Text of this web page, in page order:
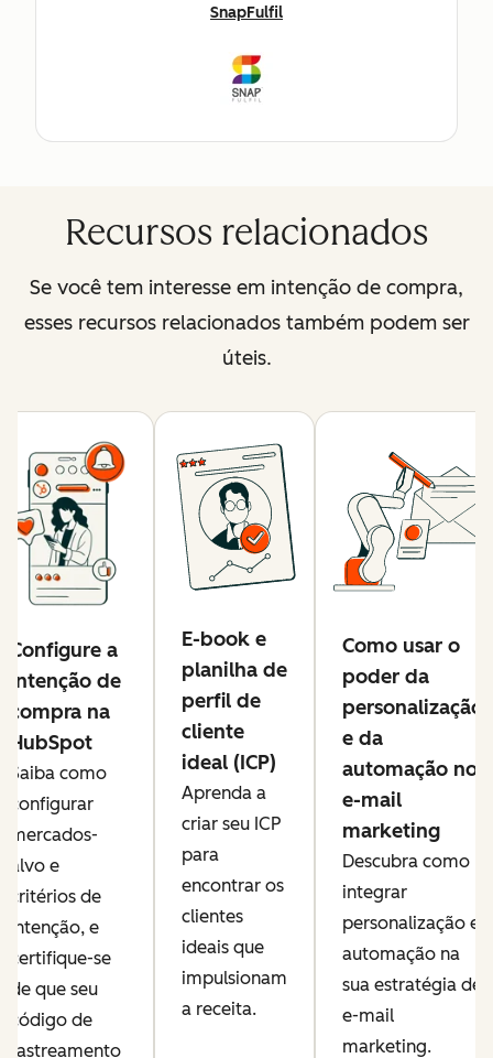
SnapFulfil
Recursos relacionados
Se você tem interesse em intenção de compra,
esses recursos relacionados também podem ser
úteis.
Configure a
intenção de
compra na
HubSpot
Saiba como
configurar
mercados-
alvo e
critérios de
intenção, e
certifique-se
de que seu
código de
rastreamento
E-book e
planilha de
perfil de
cliente
ideal (ICP)
Aprenda a
criar seu ICP
para
encontrar os
clientes
ideais que
impulsionam
a receita.
Como usar o
poder da
personalização
e da
automação no
e-mail
marketing
Descubra como
integrar
personalização e
automação na
sua estratégia de
e-mail
marketing.